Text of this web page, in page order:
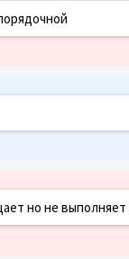
но не выполняет